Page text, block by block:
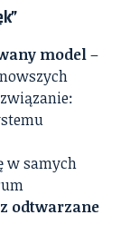
model–
w samych
odtwarzane